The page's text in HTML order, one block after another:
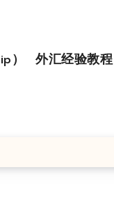
） 外汇经验教程